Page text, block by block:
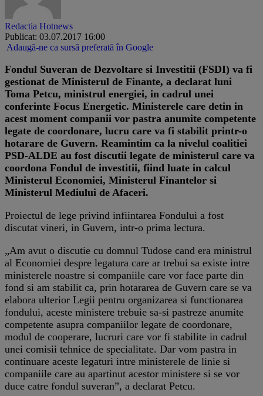
Redactia Hotnews
Publicat: 03.07.2017 16:00
Adaugă-ne ca sursă preferată în Google
Fondul Suveran de Dezvoltare si Investitii (FSDI) va fi
gestionat de Ministerul de Finante, a declarat luni
Toma Petcu, ministrul energiei, in cadrul unei
conferinte Focus Energetic. Ministerele care detin in
acest moment companii vor pastra anumite competente
legate de coordonare, lucru care va fi stabilit printr-o
hotarare de Guvern. Reamintim ca la nivelul coalitiei
PSD-ALDE au fost discutii legate de ministerul care va
coordona Fondul de investitii, fiind luate in calcul
Ministerul Economiei, Ministerul Finantelor si
Ministerul Mediului de Afaceri.
Proiectul de lege privind infiintarea Fondului a fost
discutat vineri, in Guvern, intr-o prima lectura.
„Am avut o discutie cu domnul Tudose cand era ministrul
al Economiei despre legatura care ar trebui sa existe intre
ministerele noastre si companiile care vor face parte din
fond si am stabilit ca, prin hotararea de Guvern care se va
elabora ulterior Legii pentru organizarea si functionarea
fondului, aceste ministere trebuie sa-si pastreze anumite
competente asupra companiilor legate de coordonare,
modul de cooperare, lucruri care vor fi stabilite in cadrul
unei comisii tehnice de specialitate. Dar vom pastra in
continuare aceste legaturi intre ministerele de linie si
companiile care au apartinut acestor ministere si se vor
duce catre fondul suveran”, a declarat Petcu.